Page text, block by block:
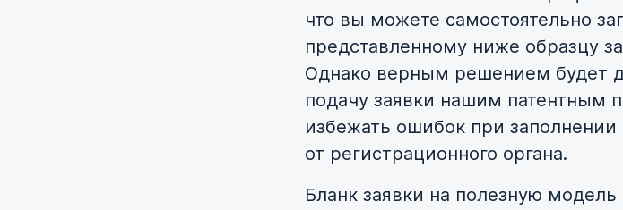
что вы можете самостоятельно
представленному ниже образцу
Однако верным решением будет
подачу заявки нашим патентным
избежать ошибок при заполнении
от регистрационного органа.
Бланк заявки на полезную